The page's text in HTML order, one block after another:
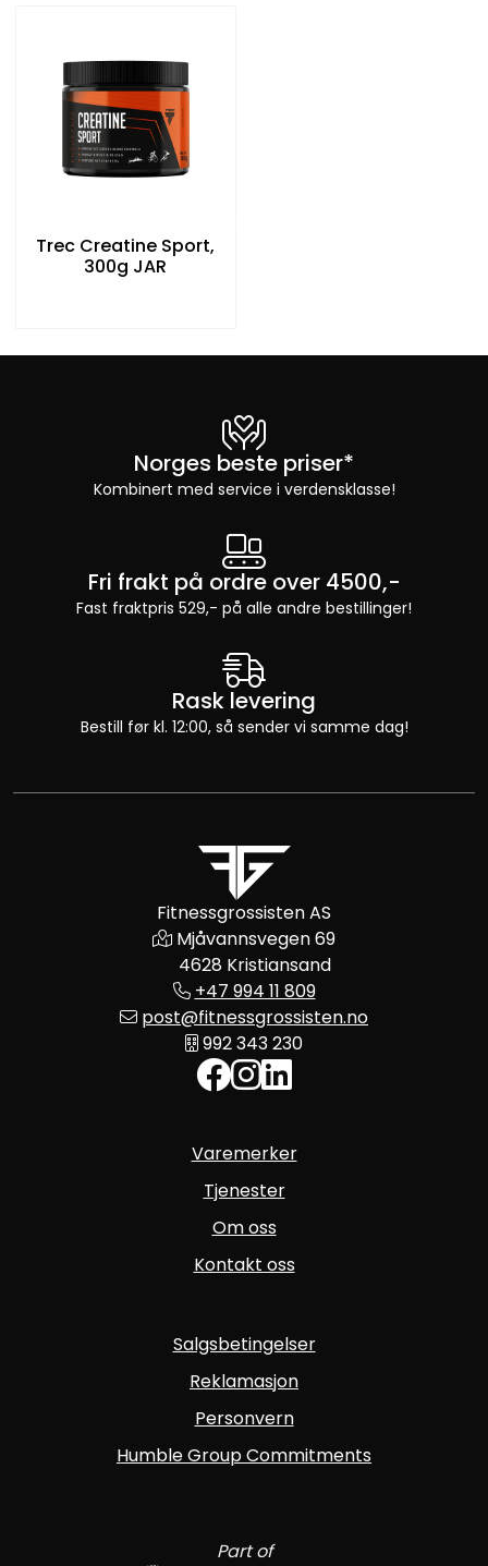
Trec Creatine Sport,
300g JAR
Norges beste priser*
Kombinert med service i verdensklasse!
Fri frakt på ordre over 4500,-
Fast fraktpris 529,- på alle andre bestillinger!
Rask levering
Bestill før kl. 12:00, så sender vi samme dag!
Fitnessgrossisten AS
Mjåvannsvegen 69
4628 Kristiansand
+47 994 11 809
post@fitnessgrossisten.no
992 343 230
Varemerker
Tjenester
Om oss
Kontakt oss
Salgsbetingelser
Reklamasjon
Personvern
Humble Group Commitments
Part of